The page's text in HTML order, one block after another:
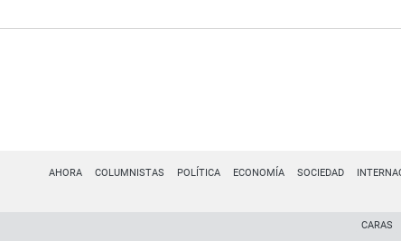
AHORA COLUMNISTAS POLÍTICA ECONOMÍA SOCIEDAD
CARAS